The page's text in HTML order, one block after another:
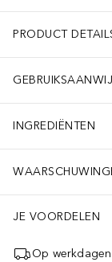
PRODUCT
INGREDIËNTEN
JE VOORDELEN
Op